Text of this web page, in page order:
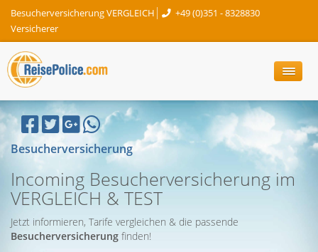
Besucherversicherung VERGLEICH
+49 (0)351 - 8328830
Versicherer
Besucherversicherung
Incoming Besucherversicherung im
VERGLEICH & TEST
Jetzt informieren, Tarife vergleichen & die passende
Besucherversicherung finden!